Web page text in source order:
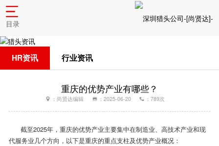
目录
HR资讯 行业资讯
重庆的优势产业有哪些？
：尚贤达编辑 ：2025-06-20 ：789次
截至2025年，重庆的优势产业主要集中在制造业、高技术产业和现
代服务业几个方向，以下是重庆的重点支柱及优势产业概况：